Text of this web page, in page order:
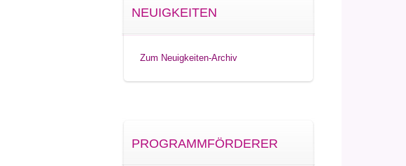
NEUIGKEITEN
Zum Neuigkeiten-Archiv
PROGRAMMFÖRDERER